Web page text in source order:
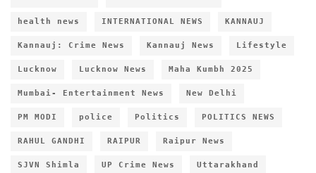
health news INTERNATIONAL NEWS KANNAUJ
Kannauj: Crime News Kannauj News Lifestyle
Lucknow Lucknow News Maha Kumbh 2025
Mumbai- Entertainment News New Delhi
PM MODI police Politics POLITICS NEWS
RAHUL GANDHI RAIPUR Raipur News
SJVN Shimla UP Crime News Uttarakhand